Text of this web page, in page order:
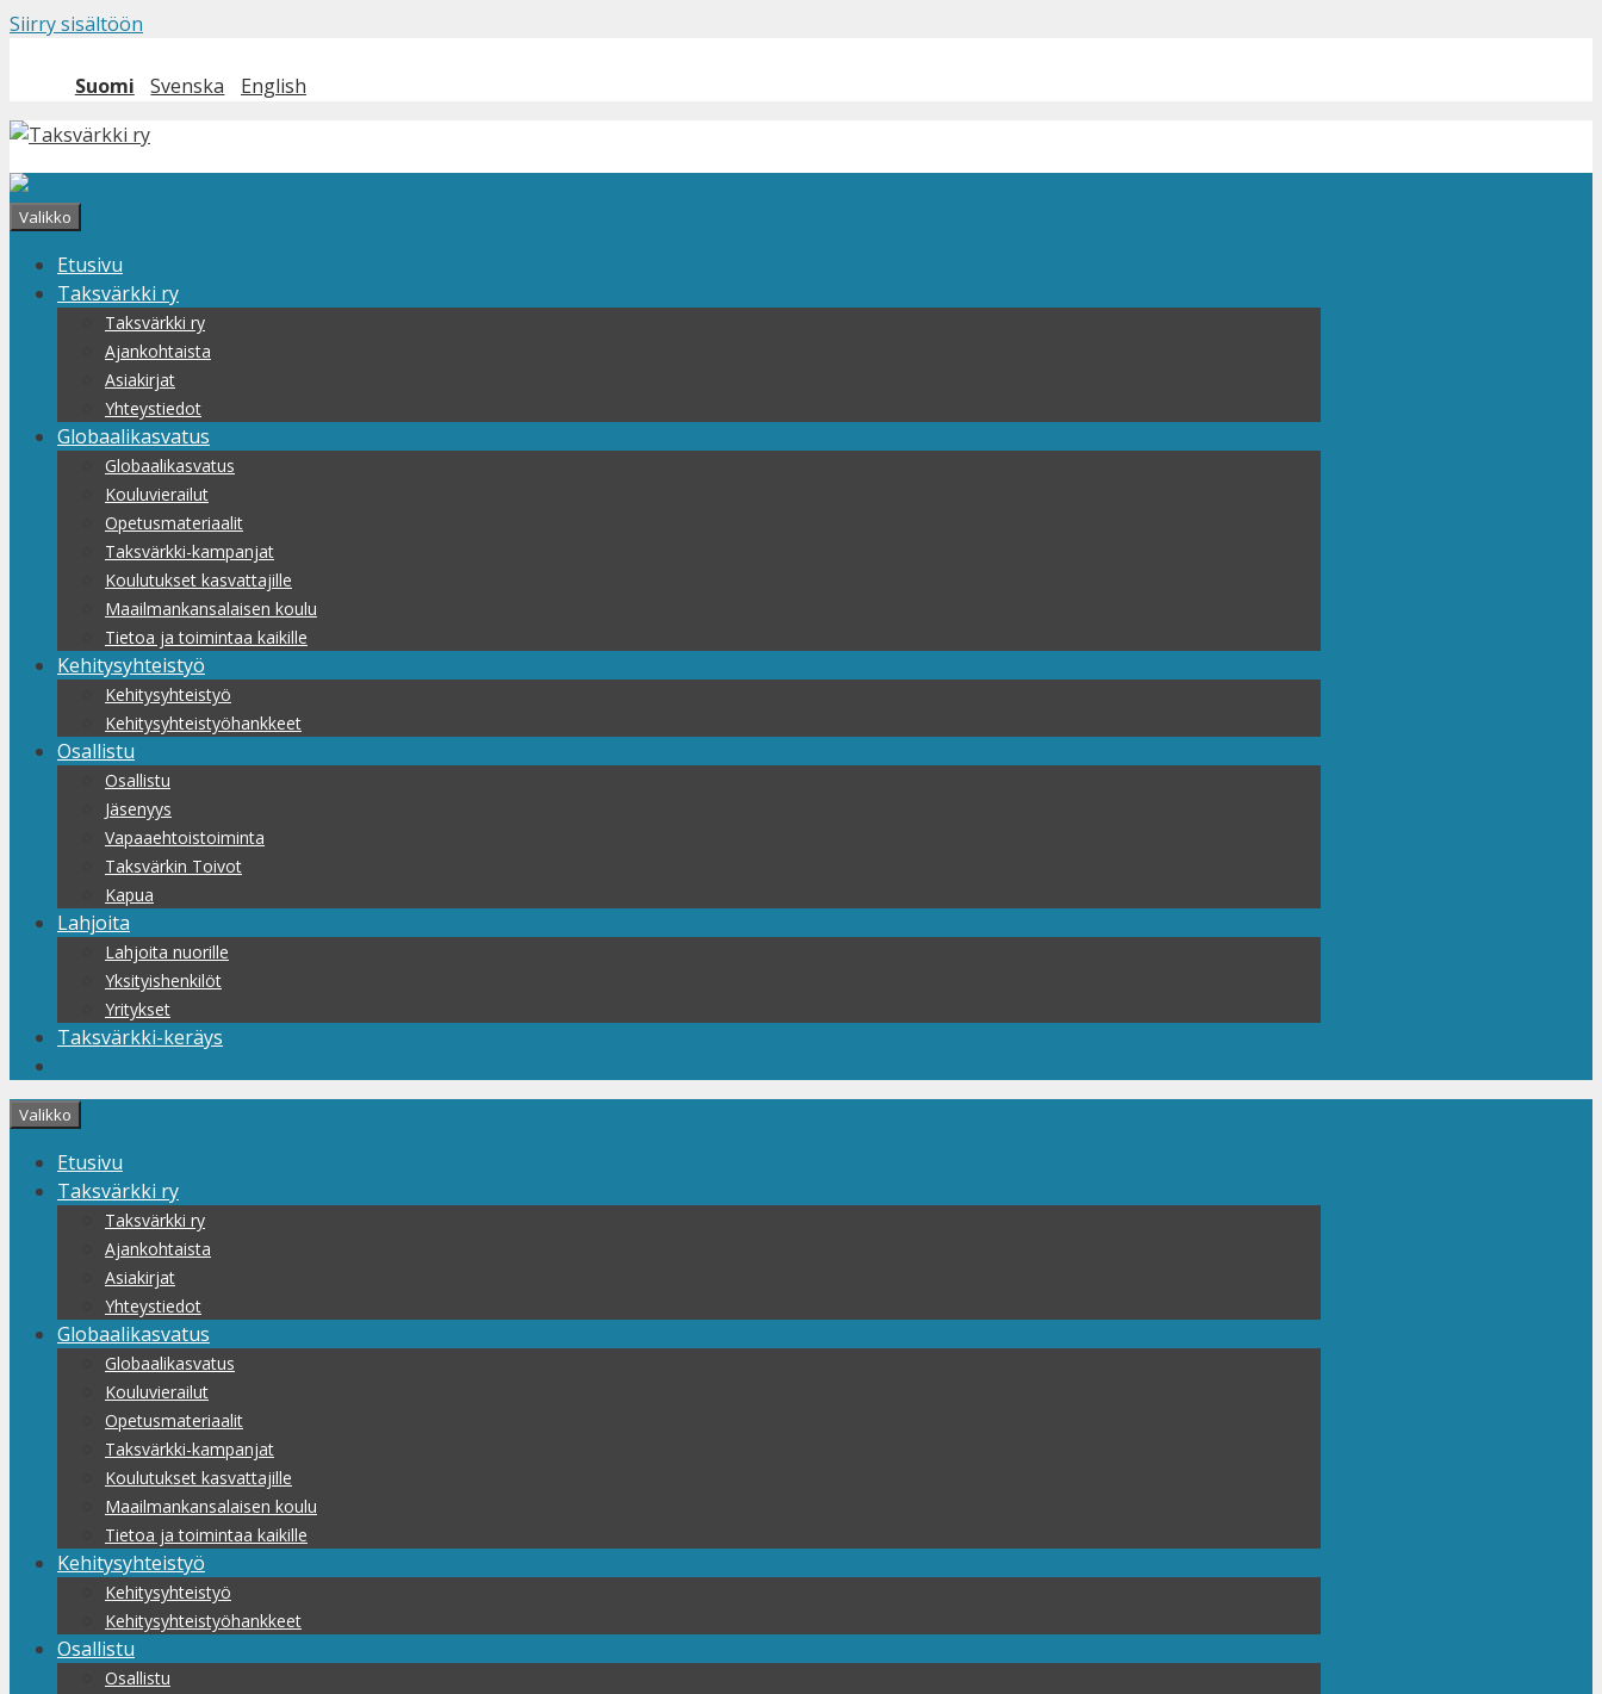
Siirry sisältöön
Suomi Svenska English
Valikko
Etusivu
Taksvärkki ry
Taksvärkki ry
Ajankohtaista
Asiakirjat
Yhteystiedot
Globaalikasvatus
Globaalikasvatus
Kouluvierailut
Opetusmateriaalit
Taksvärkki-kampanjat
Koulutukset kasvattajille
Maailmankansalaisen koulu
Tietoa ja toimintaa kaikille
Kehitysyhteistyö
Kehitysyhteistyö
Kehitysyhteistyöhankkeet
Osallistu
Osallistu
Jäsenyys
Vapaaehtoistoiminta
Taksvärkin Toivot
Kapua
Lahjoita
Lahjoita nuorille
Yksityishenkilöt
Yritykset
Taksvärkki-keräys
Valikko
Etusivu
Taksvärkki ry
Taksvärkki ry
Ajankohtaista
Asiakirjat
Yhteystiedot
Globaalikasvatus
Globaalikasvatus
Kouluvierailut
Opetusmateriaalit
Taksvärkki-kampanjat
Koulutukset kasvattajille
Maailmankansalaisen koulu
Tietoa ja toimintaa kaikille
Kehitysyhteistyö
Kehitysyhteistyö
Kehitysyhteistyöhankkeet
Osallistu
Osallistu